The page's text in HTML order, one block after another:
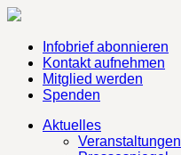
Infobrief abonnieren
Kontakt aufnehmen
Mitglied werden
Spenden
Aktuelles
Veranstaltungen